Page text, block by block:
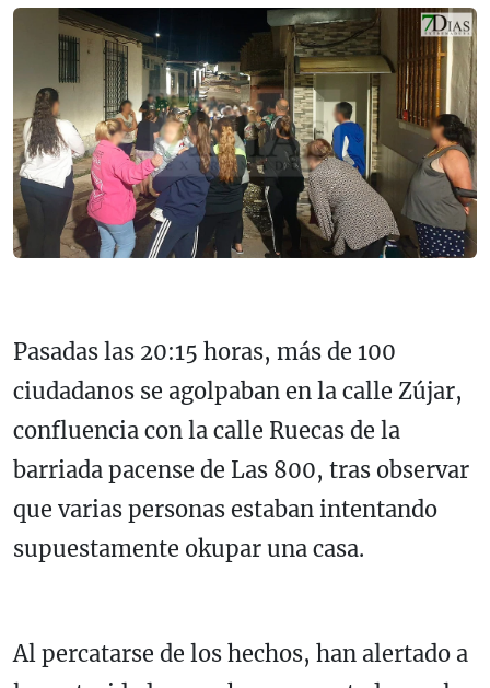
Pasadas las 20:15 horas, más de 100
ciudadanos se agolpaban en la calle Zújar,
confluencia con la calle Ruecas de la
barriada pacense de Las 800, tras observar
que varias personas estaban intentando
supuestamente okupar una casa.
Al percatarse de los hechos, han alertado a